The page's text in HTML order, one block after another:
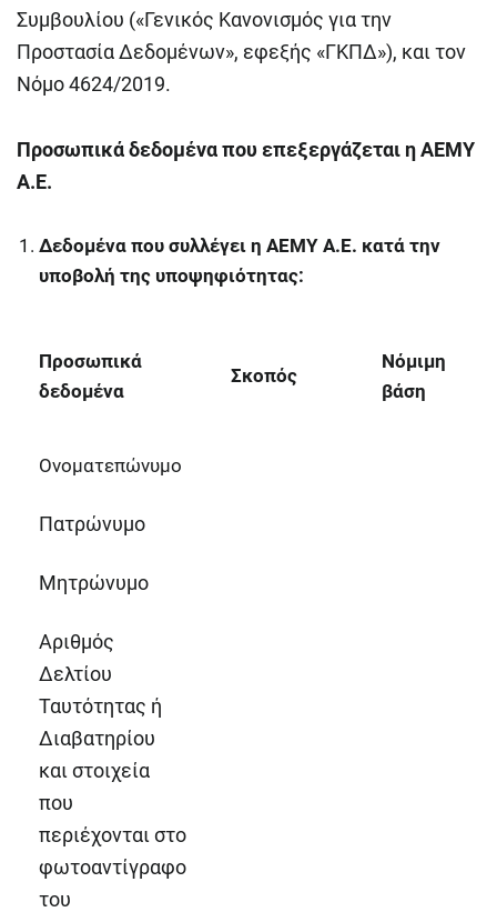
Συμβουλίου («Γενικός Κανονισμός για την
Προστασία Δεδομένων», εφεξής «ΓΚΠΔ»), και τον
Νόμο 4624/2019.
Προσωπικά δεδομένα που επεξεργάζεται η ΑΕΜΥ
Α.Ε.
Δεδομένα που συλλέγει η ΑΕΜΥ Α.Ε. κατά την
υποβολή της υποψηφιότητας:
Προσωπικά
δεδομένα
Σκοπός
Νόμιμη
βάση
Ονοματεπώνυμο
Πατρώνυμο
Μητρώνυμο
Αριθμός
Δελτίου
Ταυτότητας ή
Διαβατηρίου
και στοιχεία
που
περιέχονται στο
φωτοαντίγραφο
του